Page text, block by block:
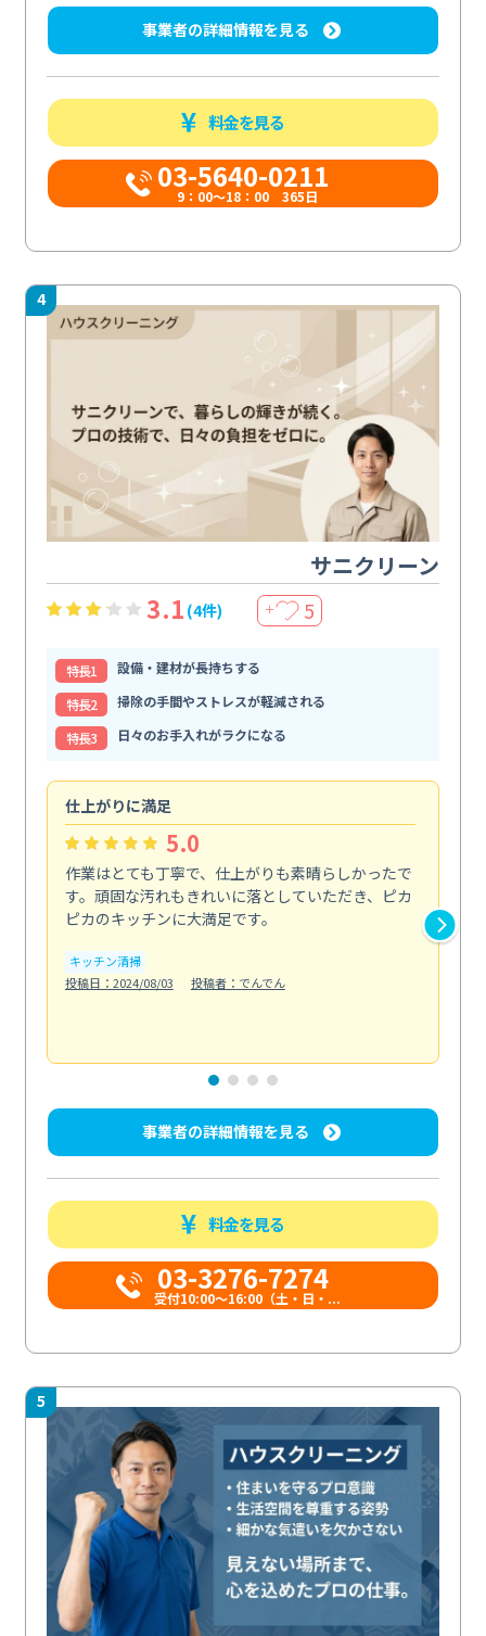
事業者の詳細情報を見る
料金を見る
03-5640-0211
9：00～18：00 365日
4
サニクリーン
3.1 (4件) ＋ 5
特⻑1
設備・建材が長持ちする
特⻑2
掃除の手間やストレスが軽減される
特⻑3
日々のお手入れがラクになる
仕上がりに満足
5.0
作業はとても丁寧で、仕上がりも素晴らしかったで
す。頑固な汚れもきれいに落としていただき、ピカ
ピカのキッチンに大満足です。
キッチン清掃
投稿日：2024/08/03
投稿者：でんでん
事業者の詳細情報を見る
料金を見る
03-3276-7274
受付10:00〜16:00（土・日・...
5